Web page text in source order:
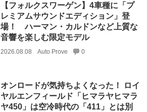
【フォルクスワーゲン】4車種に「プ
レミアムサウンドエディション」登
場！ ハーマン・カルドンなど上質な
音響を楽しむ限定モデル
2026.08.08 Auto Prove 0
オンロードが気持ちよくなった！ ロイ
ヤルエンフィールド「ヒマラヤヒマラ
ヤ450」は空冷時代の「411」とは別